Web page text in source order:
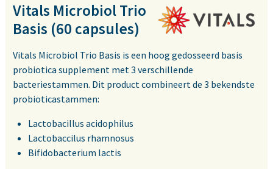
Vitals Microbiol Trio
Basis (60 capsules)
Vitals Microbiol Trio Basis is een hoog gedosseerd basis
probiotica supplement met 3 verschillende
bacteriestammen. Dit product combineert de 3 bekendste
probioticastammen:
Lactobacillus acidophilus
Lactobaccilus rhamnosus
Bifidobacterium lactis